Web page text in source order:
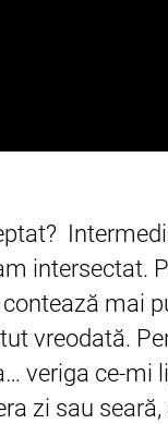
intersectat.
mai
vreodată.
veriga ce-mi
zi sau